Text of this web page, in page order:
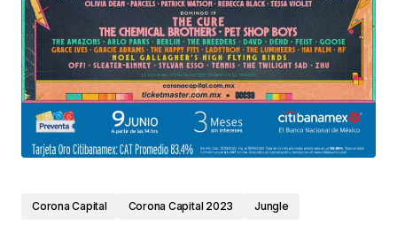
Corona Capital Corona Capital 2023 Jungle